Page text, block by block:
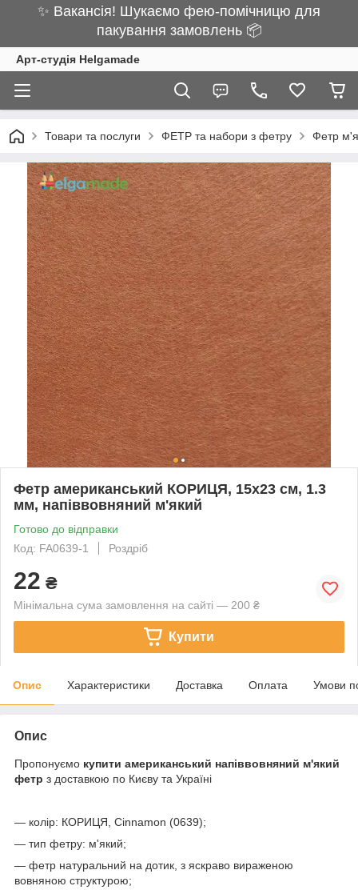
✨ Вакансія! Шукаємо фею-помічницю для
пакування замовлень 📦
Арт-студія Helgamade
Товари та послуги ФЕТР та набори з фетру Фетр
Фетр американський КОРИЦЯ, 15x23 см, 1.3
мм, напіввовняний м'який
Готово до відправки
Код: FA0639-1
Роздріб
22 ₴
Мінімальна сума замовлення на сайті — 200 ₴
Купити
Опис Характеристики Доставка Оплата Умови
Опис
Пропонуємо купити американський напіввовняний м'який
фетр з доставкою по Києву та Україні
— колір: КОРИЦЯ, Cinnamon (0639);
— тип фетру: м'який;
— фетр натуральний на дотик, з яскраво вираженою
вовняною структурою;